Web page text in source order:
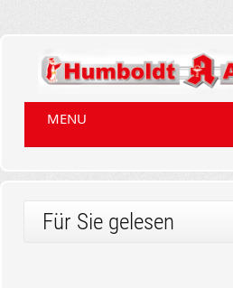
MENU
Für Sie gelesen